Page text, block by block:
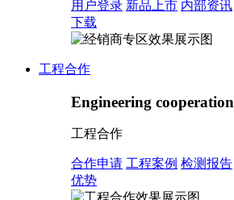
用户登录 新品上市 内部资讯
下载
工程合作
Engineering cooperation
工程合作
合作申请 工程案例 检测报告
优势